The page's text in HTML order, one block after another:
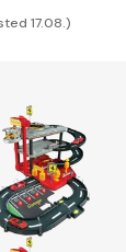
17.08.)